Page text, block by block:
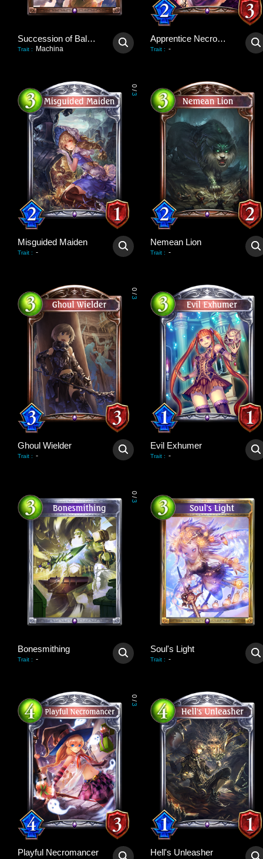
Succession of Balance
Trait : Machina
Apprentice Necromancer
Trait : -
0
/
3
Misguided Maiden
Trait : -
Nemean Lion
Trait : -
0
/
3
Ghoul Wielder
Trait : -
Evil Exhumer
Trait : -
0
/
3
Bonesmithing
Trait : -
Soul's Light
Trait : -
0
/
3
Playful Necromancer Hell's Unleasher